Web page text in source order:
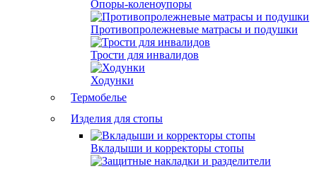
Опоры-коленоупоры
Противопролежневые матрасы и подушки
Трости для инвалидов
Ходунки
Термобелье
Изделия для стопы
Вкладыши и корректоры стопы